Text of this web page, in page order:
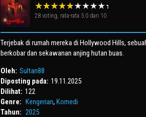
28 voting, rata-rata 5.0 dari 10
Terjebak di rumah mereka di Hollywood Hills,
berkobar dan sekawanan anjing hutan buas.
Oleh: Sultan88
Diposting pada: 19.11.2025
Dilihat: 122
Genre: Kengerian, Komedi
Tahun: 2025